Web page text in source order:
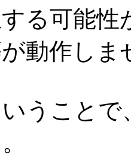
る可能性
動作しま
いうこと